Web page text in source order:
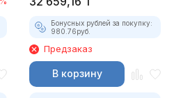
Бонусных рублей за покупку:
980.76руб.
Предзаказ
В корзину